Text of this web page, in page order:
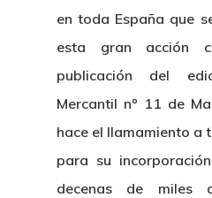
en toda España que
esta gran acción
publicación del
Mercantil nº 11 de
hace el llamamiento a
para su
decenas de miles